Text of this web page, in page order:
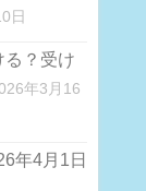
日
る？受け
年3月16
年4月1日